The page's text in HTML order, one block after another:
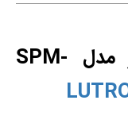
مشخصات فنی سولار متر مدل SPM-